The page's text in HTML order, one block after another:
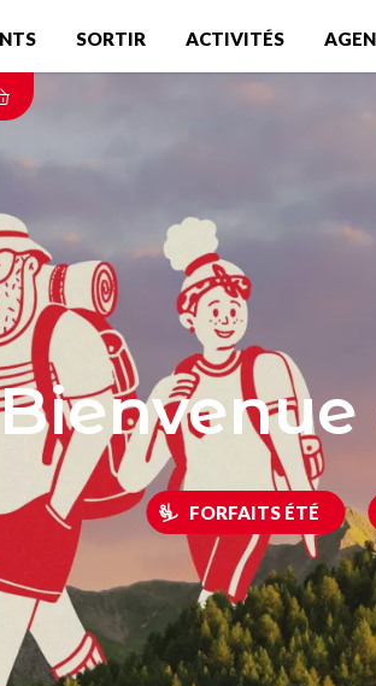
SORTIR ACTIVITÉS
FORFAITS ÉTÉ